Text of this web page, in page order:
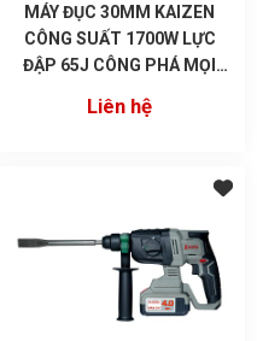
MÁY ĐỤC 30MM KAIZEN
CÔNG SUẤT 1700W LỰC
ĐẬP 65J CÔNG PHÁ MỌI
Liên hệ